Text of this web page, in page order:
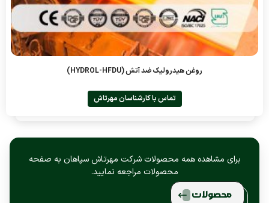
روغن هیدرولیک ضد آتش (HYDROL-HFDU)
تماس با کارشناسان مهرتاش
برای مشاهده همه محصولات شرکت مهرتاش سپاهان به صفحه
محصولات مراجعه نمایید.
محصولات